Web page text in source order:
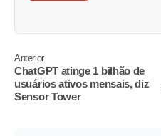
Anterior
ChatGPT atinge 1 bilhão de
usuários ativos mensais, diz
Sensor Tower